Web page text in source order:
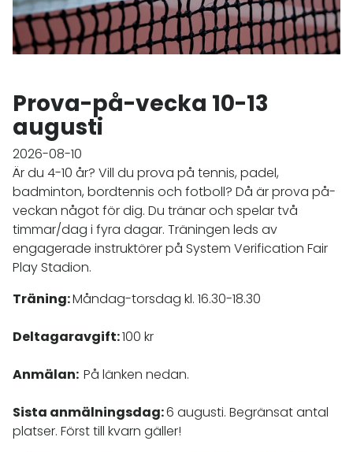
Prova-på-vecka 10-13
augusti
2026-08-10
Är du 4-10 år? Vill du prova på tennis, padel,
badminton, bordtennis och fotboll? Då är prova på-
veckan något för dig. Du tränar och spelar två
timmar/dag i fyra dagar. Träningen leds av
engagerade instruktörer på System Verification Fair
Play Stadion.
Träning:Måndag-torsdag kl. 16.30-18.30
Deltagaravgift:100 kr
Anmälan: På länken nedan.
Sista anmälningsdag:6 augusti. Begränsat antal
platser. Först till kvarn gäller!